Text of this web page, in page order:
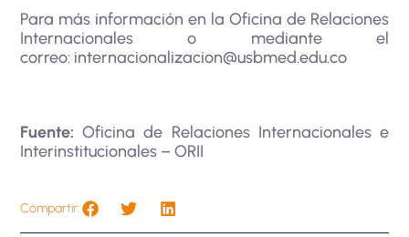
Para más información en la Oficina de Relaciones
Internacionales o mediante el
correo: internacionalizacion@usbmed.edu.co
Fuente: Oficina de Relaciones Internacionales e
Interinstitucionales – ORII
Compartir: